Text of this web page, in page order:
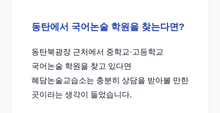
동탄에서 국어논술 학원을 찾는다면?
동탄북광장 근처에서 중학교·고등학교
국어논술 학원을 찾고 있다면
혜담논술교습소는 충분히 상담을 받아볼 만한
곳이라는 생각이 들었습니다.